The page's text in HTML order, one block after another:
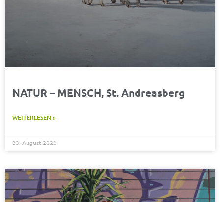
NATUR – MENSCH, St. Andreasberg
WEITERLESEN »
23. August 2022